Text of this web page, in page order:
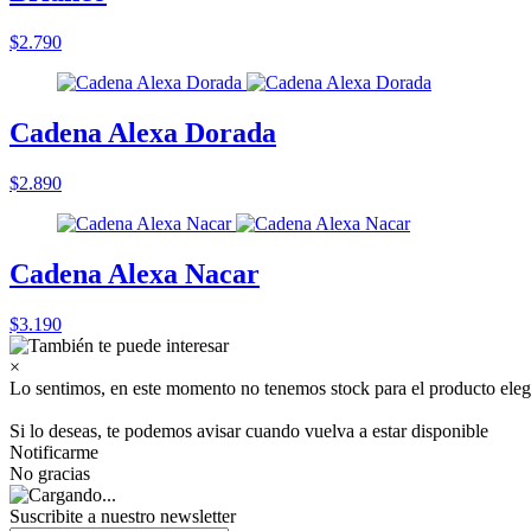
$2.790
Cadena Alexa Dorada
$2.890
Cadena Alexa Nacar
$3.190
×
Lo sentimos, en este momento no tenemos stock para el producto
Si lo deseas, te podemos avisar cuando vuelva a estar disponible
Notificarme
No gracias
Suscribite a nuestro newsletter